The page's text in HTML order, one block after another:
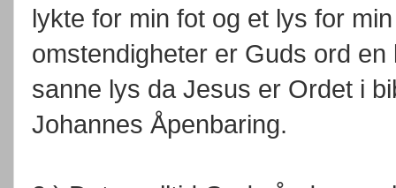
lykte for min fot og et lys for
omstendigheter er Guds ord
sanne lys da Jesus er Ordet i
Johannes Åpenbaring.